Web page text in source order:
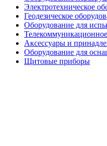
Электротехническое
Геодезическое
Оборудование для
Аксессуары и
Оборудование для
Щитовые приборы